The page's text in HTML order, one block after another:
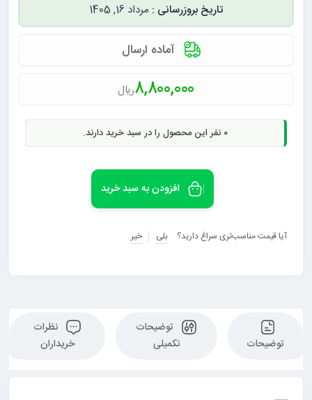
مرداد 16, 1405
آماده ارسال
8,800,000ریال
0 نفر این محصول را در سبد خرید دارند.
افزودن به سبد خرید
آیا قیمت مناسب‌تری سراغ دارید؟ بلی خیر
توضیحات
توضیحات
تکمیلی
نظرات
خریداران